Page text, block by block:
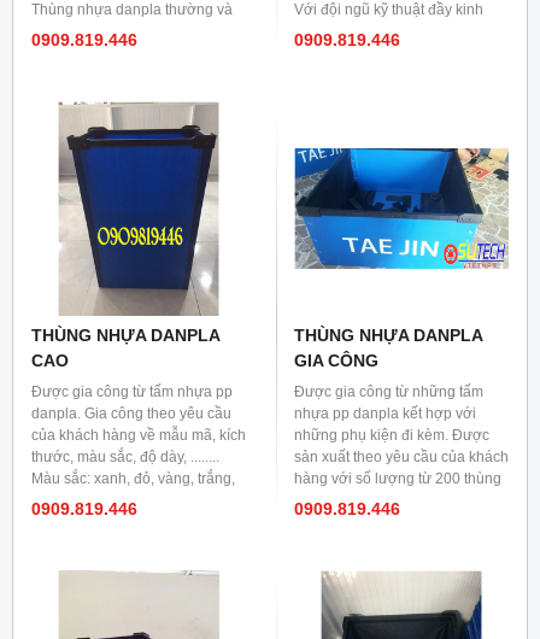
Thùng nhựa danpla thường và
thùng nhựa danpla chống tĩnh
0909.819.446
Với đội ngũ kỹ thuật đầy kinh
nghiệm có thể lên ý tưởng cho 1
0909.819.446
THÙNG NHỰA DANPLA
CAO
Được gia công từ tấm nhựa pp
danpla. Gia công theo yêu cầu
của khách hàng về mẫu mã, kích
thước, màu sắc, độ dày, ........
Màu sắc: xanh, đỏ, vàng, trắng,
đen,.........
0909.819.446
THÙNG NHỰA DANPLA
GIA CÔNG
Được gia công từ những tấm
nhựa pp danpla kết hợp với
những phụ kiện đi kèm. Được
sản xuất theo yêu cầu của khách
hàng với số lượng từ 200 thùng
trở lên.
0909.819.446